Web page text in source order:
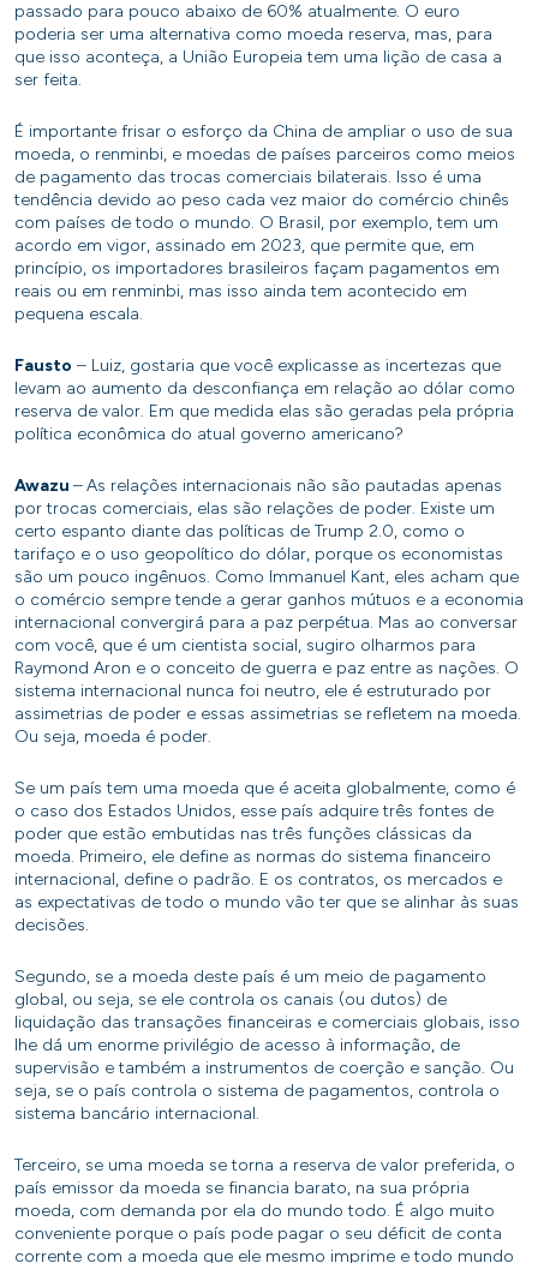
passado para pouco abaixo de 60% atualmente. O euro
poderia ser uma alternativa como moeda reserva, mas, para
que isso aconteça, a União Europeia tem uma lição de casa a
ser feita.
É importante frisar o esforço da China de ampliar o uso de sua
moeda, o renminbi, e moedas de países parceiros como meios
de pagamento das trocas comerciais bilaterais. Isso é uma
tendência devido ao peso cada vez maior do comércio chinês
com países de todo o mundo. O Brasil, por exemplo, tem um
acordo em vigor, assinado em 2023, que permite que, em
princípio, os importadores brasileiros façam pagamentos em
reais ou em renminbi, mas isso ainda tem acontecido em
pequena escala.
Fausto – Luiz, gostaria que você explicasse as incertezas que
levam ao aumento da desconfiança em relação ao dólar como
reserva de valor. Em que medida elas são geradas pela própria
política econômica do atual governo americano?
Awazu –As relações internacionais não são pautadas apenas
por trocas comerciais, elas são relações de poder. Existe um
certo espanto diante das políticas de Trump 2.0, como o
tarifaço e o uso geopolítico do dólar, porque os economistas
são um pouco ingênuos. Como Immanuel Kant, eles acham que
o comércio sempre tende a gerar ganhos mútuos e a economia
internacional convergirá para a paz perpétua. Mas ao conversar
com você, que é um cientista social, sugiro olharmos para
Raymond Aron e o conceito de guerra e paz entre as nações. O
sistema internacional nunca foi neutro, ele é estruturado por
assimetrias de poder e essas assimetrias se refletem na moeda.
Ou seja, moeda é poder.
Se um país tem uma moeda que é aceita globalmente, como é
o caso dos Estados Unidos, esse país adquire três fontes de
poder que estão embutidas nas três funções clássicas da
moeda. Primeiro, ele define as normas do sistema financeiro
internacional, define o padrão. E os contratos, os mercados e
as expectativas de todo o mundo vão ter que se alinhar às suas
decisões.
Segundo, se a moeda deste país é um meio de pagamento
global, ou seja, se ele controla os canais (ou dutos) de
liquidação das transações financeiras e comerciais globais, isso
lhe dá um enorme privilégio de acesso à informação, de
supervisão e também a instrumentos de coerção e sanção. Ou
seja, se o país controla o sistema de pagamentos, controla o
sistema bancário internacional.
Terceiro, se uma moeda se torna a reserva de valor preferida, o
país emissor da moeda se financia barato, na sua própria
moeda, com demanda por ela do mundo todo. É algo muito
conveniente porque o país pode pagar o seu déficit de conta
corrente com a moeda que ele mesmo imprime e todo mundo